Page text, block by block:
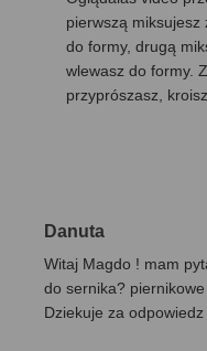
pierwszą miksujesz
do formy, drugą
wlewasz do formy.
przyprószasz,
Danuta
Witaj Magdo ! mam
do sernika?
Dziekuje za odpowiedz